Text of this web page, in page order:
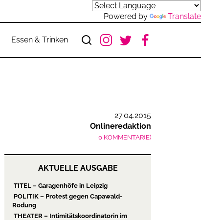
Powered by Translate
Essen & Trinken
27.04.2015
Onlineredaktion
0 KOMMENTAR(E)
AKTUELLE AUSGABE
TITEL – Garagenhöfe in Leipzig
POLITIK – Protest gegen Capawald-
Rodung
THEATER – Intimitätskoordinatorin im